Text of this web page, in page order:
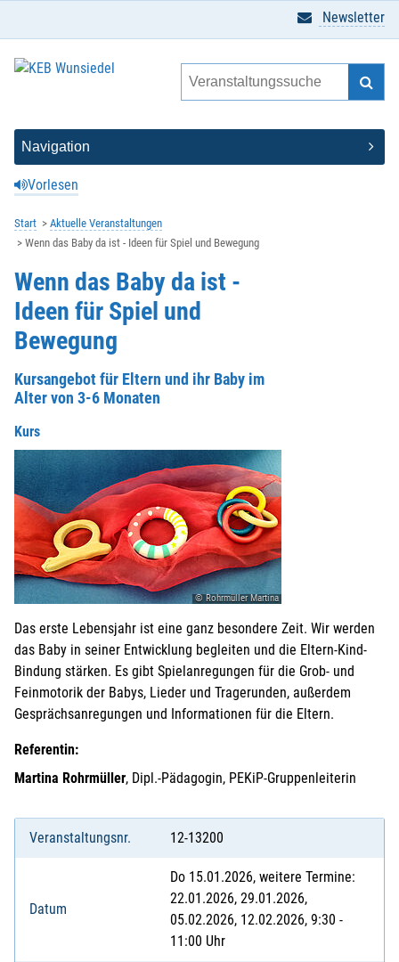
Vorlesen
Newsletter
Start
Aktuelle Veranstaltungen
Wenn das Baby da ist - Ideen für Spiel und Bewegung
Wenn das Baby da ist -
Ideen für Spiel und
Bewegung
Kursangebot für Eltern und ihr Baby im
Alter von 3-6 Monaten
Kurs
© Rohrmüller Martina
Das erste Lebensjahr ist eine ganz besondere Zeit. Wir werden
das Baby in seiner Entwicklung begleiten und die Eltern-Kind-
Bindung stärken. Es gibt Spielanregungen für die Grob- und
Feinmotorik der Babys, Lieder und Tragerunden, außerdem
Gesprächsanregungen und Informationen für die Eltern.
Referentin:
Martina Rohrmüller, Dipl.-Pädagogin, PEKiP-Gruppenleiterin
Veranstaltungsnr. 12-13200
Datum
Do 15.01.2026, weitere Termine:
22.01.2026, 29.01.2026,
05.02.2026, 12.02.2026, 9:30 -
11:00 Uhr